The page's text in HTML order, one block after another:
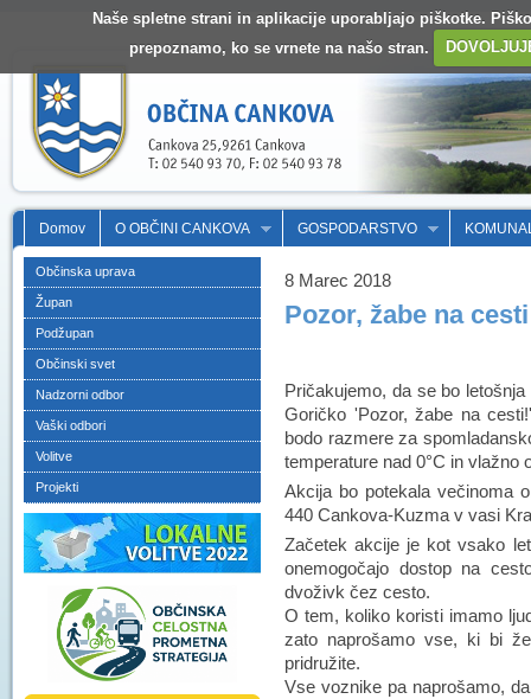
Naše spletne strani in aplikacije uporabljajo piškotke.
prepoznamo, ko se vrnete na našo stran.
Domov O OBČINI CANKOVA GOSPODARSTVO
Občinska uprava
Župan
Podžupan
Občinski svet
Nadzorni odbor
Vaški odbori
Volitve
Projekti
8 Marec 2018
Pozor, žabe na
Pričakujemo, da se bo
Goričko 'Pozor, žabe na
bodo razmere za
temperature nad 0°C in vlažno
Akcija bo potekala večinoma
440 Cankova-Kuzma v vasi
Začetek akcije je kot vsako
onemogočajo dostop na
dvoživk čez cesto.
O tem, koliko koristi imamo
zato naprošamo vse, ki bi
pridružite.
Vse voznike pa naprošamo,